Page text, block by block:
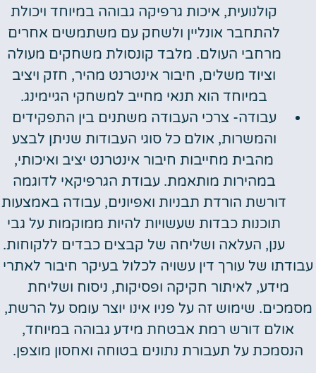
קולנועית, איכות גרפיקה גבוהה במיוחד ויכולת
להתחבר אונליין ולשחק עם משתמשים אחרים
מרחבי העולם. מלבד קונסולת משחקים מעולה
וציוד משלים, חיבור אינטרנט מהיר, חזק ויציב
במיוחד הוא תנאי מחייב למשחקי הגיימינג.
עבודה- צרכי העבודה משתנים בין התפקידים
והמשרות, אולם כל סוגי העבודות שניתן לבצע
מהבית מחייבות חיבור אינטרנט יציב ואיכותי,
במהירות מותאמת. עבודת הגרפיקאי לדוגמה
דורשת הורדת תבניות ואפיונים, עבודה באמצעות
תוכנות כבדות שעשויות להיות ממוקמות על גבי
ענן, העלאה ושליחה של קבצים כבדים ללקוחות.
עבודתו של עורך דין עשויה לכלול בעיקר חיבור לאתרי
מידע, לאיתור חקיקה ופסיקות, ניסוח ושליחת
מסמכים. שימוש זה על פניו אינו יוצר עומס על הרשת,
אולם דורש רמת אבטחת מידע גבוהה במיוחד,
הנסמכת על תעבורת נתונים בטוחה ואחסון מוצפן.